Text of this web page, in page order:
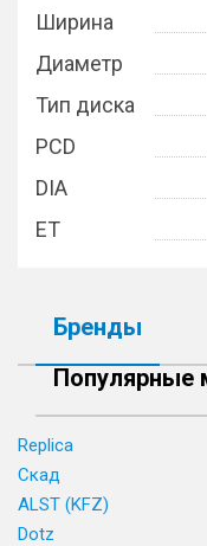
Ширина
Диаметр
Тип диска
PCD
DIA
ET
Бренды
Популярные
Replica
Скад
ALST (KFZ)
Dotz